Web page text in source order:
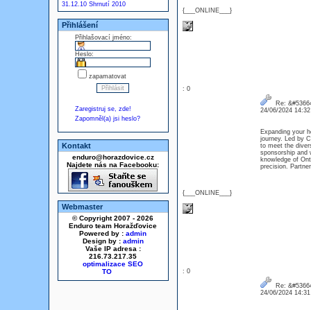
31.12.10 Shrnutí 2010
Přihlášení
Přihlašovací jméno:
Heslo:
zapamatovat
Zaregistruj se, zde!
Zapomněl(a) jsi heslo?
Kontakt
enduro@horazdovice.cz
Najdete nás na Facebooku:
Webmaster
© Copyright 2007 - 2026
Enduro team Horažďovice
Powered by : admin
Design by : admin
Vaše IP adresa :
216.73.217.35
optimalizace SEO
{___ONLINE___}
: 0
{___ONLINE___}
Re:
24/06/2024
Expanding your
journey. Led by
to meet the
sponsorship and
knowledge of
precision.
: 0
Re:
24/06/2024